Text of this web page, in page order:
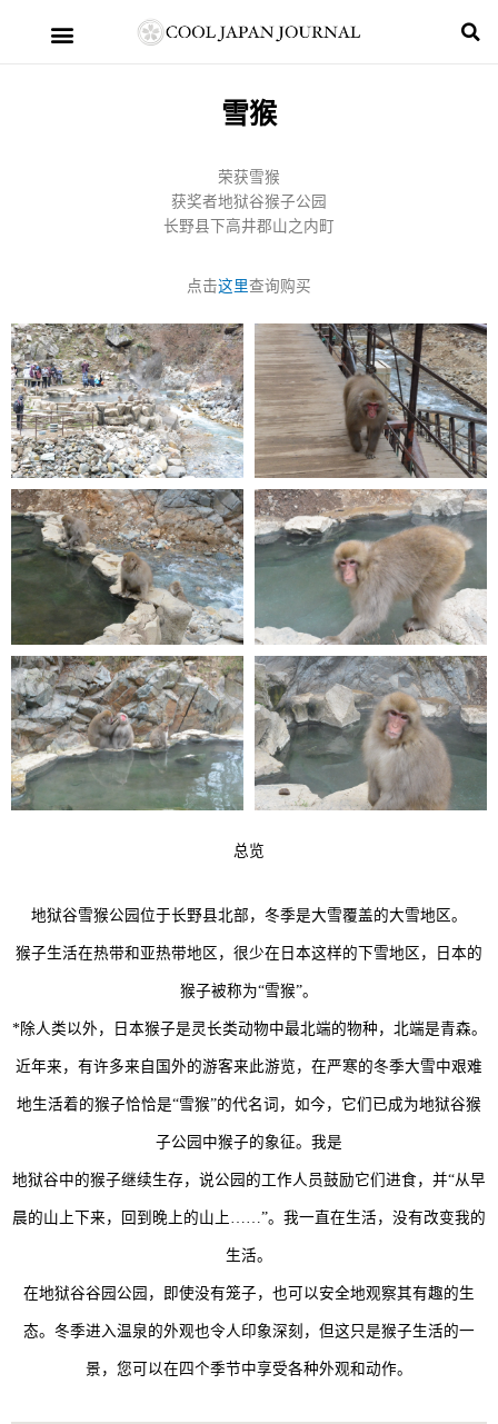
雪猴
荣获雪猴
获奖者地狱谷猴子公园
长野县下高井郡山之内町
点击这里查询购买
总览
地狱谷雪猴公园位于长野县北部，冬季是大雪覆盖的大雪地区。
猴子生活在热带和亚热带地区，很少在日本这样的下雪地区，日本的
猴子被称为“雪猴”。
*除人类以外，日本猴子是灵长类动物中最北端的物种，北端是青森。
近年来，有许多来自国外的游客来此游览，在严寒的冬季大雪中艰难
地生活着的猴子恰恰是“雪猴”的代名词，如今，它们已成为地狱谷猴
子公园中猴子的象征。我是
地狱谷中的猴子继续生存，说公园的工作人员鼓励它们进食，并“从早
晨的山上下来，回到晚上的山上……”。我一直在生活，没有改变我的
生活。
在地狱谷谷园公园，即使没有笼子，也可以安全地观察其有趣的生
态。冬季进入温泉的外观也令人印象深刻，但这只是猴子生活的一
景，您可以在四个季节中享受各种外观和动作。